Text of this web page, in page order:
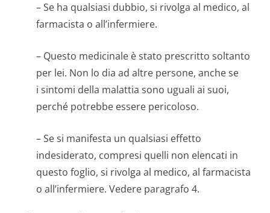
– Se ha qualsiasi dubbio, si rivolga al medico, al
farmacista o all’infermiere.
– Questo medicinale è stato prescritto soltanto
per lei. Non lo dia ad altre persone, anche se
i sintomi della malattia sono uguali ai suoi,
perché potrebbe essere pericoloso.
– Se si manifesta un qualsiasi effetto
indesiderato, compresi quelli non elencati in
questo foglio, si rivolga al medico, al farmacista
o all’infermiere. Vedere paragrafo 4.